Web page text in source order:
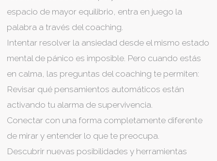
espacio de mayor equilibrio, entra en juego la
palabra a través del coaching.
Intentar resolver la ansiedad desde el mismo estado
mental de pánico es imposible. Pero cuando estás
en calma, las preguntas del coaching te permiten:
Revisar qué pensamientos automáticos están
activando tu alarma de supervivencia.
Conectar con una forma completamente diferente
de mirar y entender lo que te preocupa.
Descubrir nuevas posibilidades y herramientas